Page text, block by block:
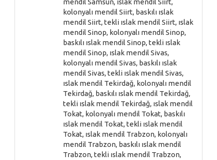
mendil Samsun, ıslak mendil Siirt,
kolonyalı mendil Siirt, baskılı ıslak
mendil Siirt, tekli ıslak mendil Siirt, ıslak
mendil Sinop, kolonyalı mendil Sinop,
baskılı ıslak mendil Sinop, tekli ıslak
mendil Sinop, ıslak mendil Sivas,
kolonyalı mendil Sivas, baskılı ıslak
mendil Sivas, tekli ıslak mendil Sivas,
ıslak mendil Tekirdağ, kolonyalı mendil
Tekirdağ, baskılı ıslak mendil Tekirdağ,
tekli ıslak mendil Tekirdağ, ıslak mendil
Tokat, kolonyalı mendil Tokat, baskılı
ıslak mendil Tokat, tekli ıslak mendil
Tokat, ıslak mendil Trabzon, kolonyalı
mendil Trabzon, baskılı ıslak mendil
Trabzon, tekli ıslak mendil Trabzon,